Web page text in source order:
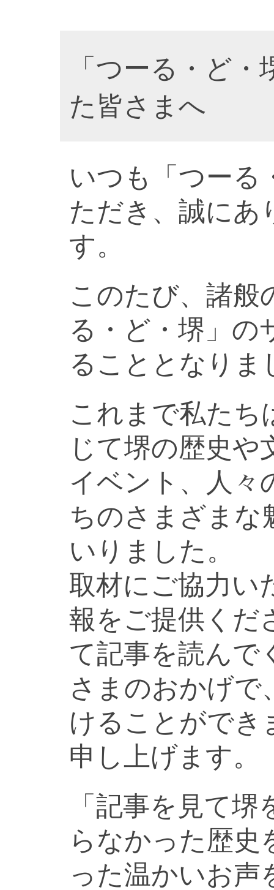
「つーる・ど
た皆さまへ
いつも「つーる
ただき、誠にあ
す。
このたび、諸般
る・ど・堺」の
ることとなりま
これまで私たち
じて堺の歴史や
イベント、人々
ちのさまざまな
いりました。
取材にご協力い
報をご提供くだ
て記事を読んで
さまのおかげで
けることができ
申し上げます。
「記事を見て
らなかった歴史
った温かいお声